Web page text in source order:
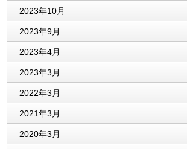
2023年10月
2023年9月
2023年4月
2023年3月
2022年3月
2021年3月
2020年3月